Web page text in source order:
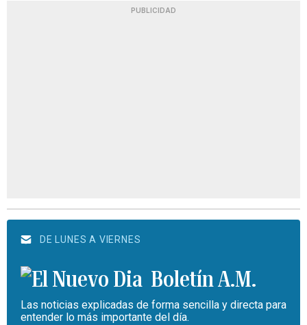
PUBLICIDAD
DE LUNES A VIERNES
Boletín A.M.
Las noticias explicadas de forma sencilla y directa para
entender lo más importante del día.